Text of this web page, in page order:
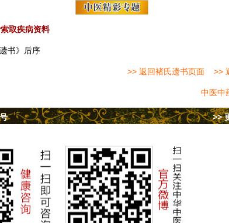
取疾病资料
遗书》后序
>> 返回褚氏遗书页面 >>
中医中
>>